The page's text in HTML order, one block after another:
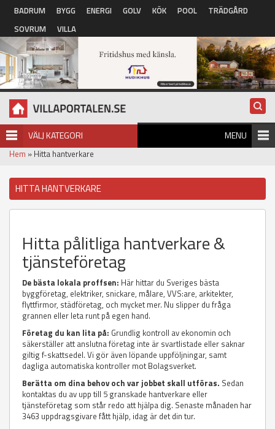
Hoppa till huvudinnehåll
BADRUM BYGG ENERGI GOLV KÖK POOL
TRÄDGÅRD
SOVRUM
VILLA
VÄLJ KATEGORI MENU
Hem » Hitta hantverkare
HITTA HANTVERKARE
Hitta pålitliga hantverkare &
tjänsteföretag
De bästa lokala proffsen: Här hittar du Sveriges bästa
byggföretag, elektriker, snickare, målare, VVS:are, arkitekter,
flyttfirmor, städföretag, och mycket mer. Nu slipper du fråga
grannen eller leta runt på egen hand.
Företag du kan lita på: Grundlig kontroll av ekonomin och
säkerställer att anslutna företag inte är svartlistade eller saknar
giltig f-skattsedel. Vi gör även löpande uppföljningar, samt
dagliga automatiska kontroller mot Bolagsverket.
Berätta om dina behov och var jobbet skall utföras. Sedan
kontaktas du av upp till 5 granskade hantverkare eller
tjänsteföretag som står redo att hjälpa dig. Senaste månaden har
3463 uppdragsgivare fått hjälp, idag är det din tur.